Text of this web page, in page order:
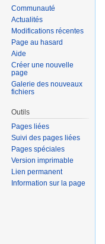
Communauté
Actualités
Modifications récentes
Page au hasard
Aide
Créer une nouvelle
page
Galerie des nouveaux
fichiers
Outils
Pages liées
Suivi des pages liées
Pages spéciales
Version imprimable
Lien permanent
Information sur la page